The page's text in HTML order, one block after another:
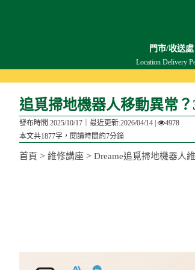
門市/收送處
Location Delivery
追覓掃地機器人移動異常
發布時間:2025/10/17｜ 最近更新:2026/04/14
4978
本文共1877字，閱讀時間約7分鐘
首頁 > 維修講座 > Dreame追覓掃地機器人